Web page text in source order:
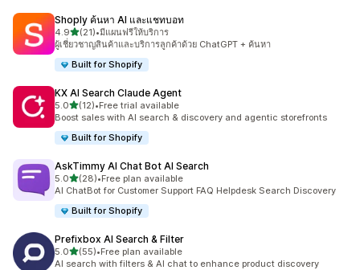
Shoply ค้นหา AI และแชทบอท
4.9เต็ม 5 ดาว
(21)
ทั้งหมด 21 รีวิว
•มีแผนฟรีให้บริการ
ผู้เชี่ยวชาญสินค้าและบริการลูกค้าด้วย ChatGPT + ค้นหา
Built for Shopify
KX AI Search Claude Agent
5.0เต็ม 5 ดาว
(12)
ทั้งหมด 12 รีวิว
•Free trial available
Boost sales with AI search & discovery and agentic storefronts
Built for Shopify
AskTimmy AI Chat Bot AI Search
5.0เต็ม 5 ดาว
(28)
ทั้งหมด 28 รีวิว
•Free plan available
AI ChatBot for Customer Support FAQ Helpdesk Search Discovery
Built for Shopify
Prefixbox AI Search & Filter
5.0เต็ม 5 ดาว
(55)
ทั้งหมด 55 รีวิว
•Free plan available
AI search with filters & AI chat to enhance product discovery